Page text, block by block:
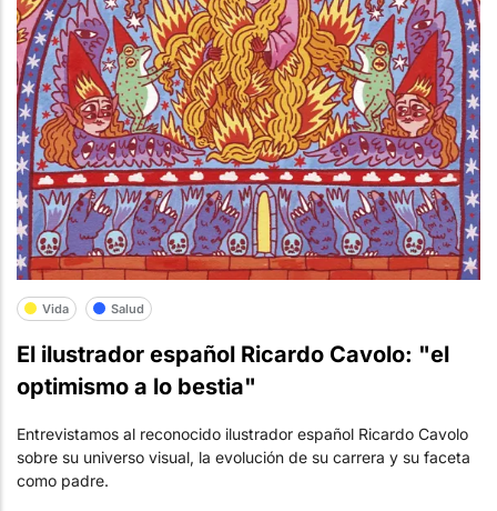
Vida Salud
El ilustrador español Ricardo Cavolo: "el
optimismo a lo bestia"
Entrevistamos al reconocido ilustrador español Ricardo Cavolo
sobre su universo visual, la evolución de su carrera y su faceta
como padre.